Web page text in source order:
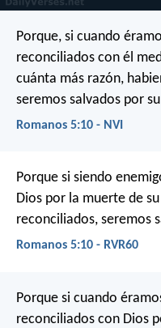
Porque, si cuando
reconciliados con él
cuánta más razón,
seremos salvados por
Romanos 5:10 - NVI
Porque si siendo
Dios por la muerte de
reconciliados, seremos
Romanos 5:10 - RVR60
Porque si cuando
reconciliados con Dios